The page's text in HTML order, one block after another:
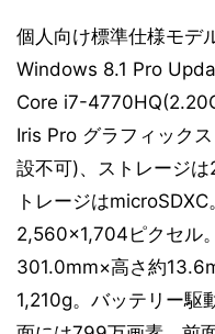
個人向け標準仕様モデ
Windows 8.1 Pro
Core i7-
Iris Pro グラフィック
設不可)、ストレージ
トレージは
2,560×1,704ピクセル
301.0mm×高さ約
1,210g。バッテリー駆